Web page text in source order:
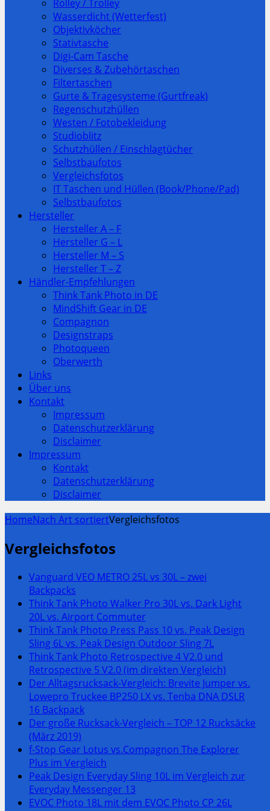
Rolley / Trolley
Wasserdicht (Wetterfest)
Objektivköcher
Stativtasche
Digi-Cam Tasche
Diverses & Zubehörtaschen
Filtertaschen
Gurte & Tragesysteme (Gurtfreak)
Regenschutzhüllen
Westen / Fotobekleidung
Studioblitz
Schutzhüllen / Einschlagtücher
Selbstbaufotos
Vergleichsfotos
IT Taschen und Hüllen (Book/Phone/Pad)
Selbstbaufotos
Hersteller
Hersteller A – F
Hersteller G – L
Hersteller M – S
Hersteller T – Z
Händler-Empfehlungen
Think Tank Photo in DE
MindShift Gear in DE
Compagnon
Designstraps
Photoqueen
Oberwerth
Links
Über uns
Kontakt
Impressum
Datenschutzerklärung
Disclaimer
Impressum
Kontakt
Datenschutzerklärung
Disclaimer
HomeNach Art sortiertVergleichsfotos
Vergleichsfotos
Vanguard VEO METRO 25L vs 30L – zwei
Backpacks
Think Tank Photo Walker Pro 30L vs. Dark Light
20L vs. Airport Commuter
Think Tank Photo Press Pass 10 vs. Peak Design
Sling 6L vs. Peak Design Outdoor Sling 7L
Think Tank Photo Retrospective 4 V2.0 und
Retrospective 5 V2.0 (im direkten Vergleich)
Der Alltagsrucksack-Vergleich: Brevite Jumper vs.
Lowepro Truckee BP250 LX vs. Tenba DNA DSLR
16 Backpack
Der große Rucksack-Vergleich – TOP 12 Rucksäcke
(März 2019)
f-Stop Gear Lotus vs.Compagnon The Explorer
Plus im Vergleich
Peak Design Everyday Sling 10L im Vergleich zur
Everyday Messenger 13
EVOC Photo 18L mit dem EVOC Photo CP 26L